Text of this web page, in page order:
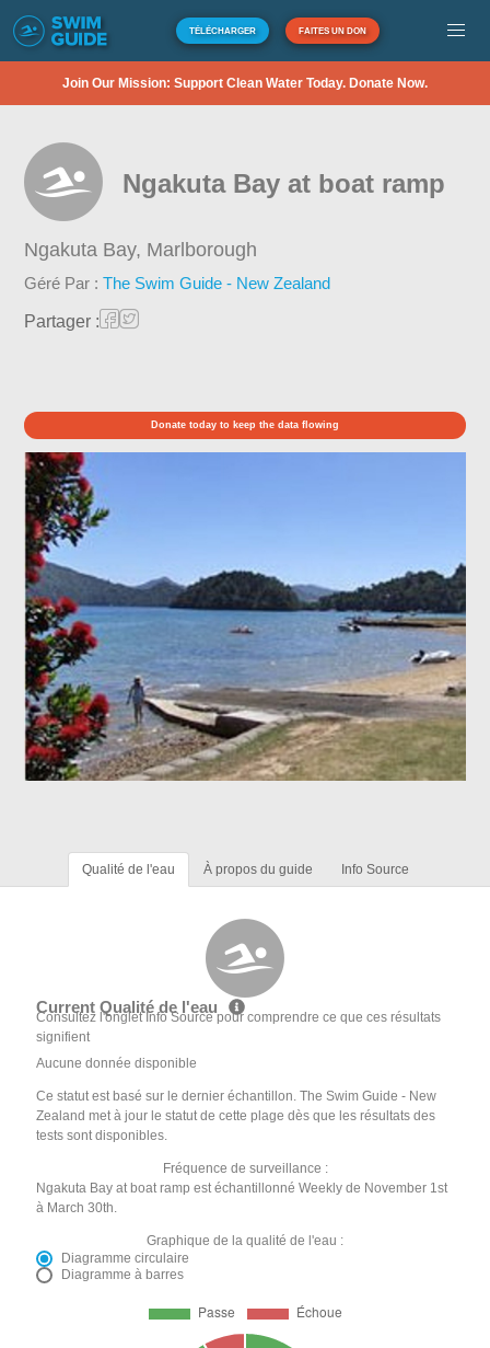
TÉLÉCHARGER FAITES UN DON
Join Our Mission: Support Clean Water Today. Donate Now.
Ngakuta Bay at boat ramp
Ngakuta Bay, Marlborough
Géré Par :The Swim Guide - New Zealand
Partager :
Donate today to keep the data flowing
Qualité de l'eau À propos du guide Info Source
Current Qualité de l'eau
Consultez l'onglet Info Source pour comprendre ce que ces résultats
signifient
Aucune donnée disponible
Ce statut est basé sur le dernier échantillon. The Swim Guide - New
Zealand met à jour le statut de cette plage dès que les résultats des
tests sont disponibles.
Fréquence de surveillance :
Ngakuta Bay at boat ramp est échantillonné Weekly de November 1st
à March 30th.
Graphique de la qualité de l'eau :
Diagramme circulaire
Diagramme à barres